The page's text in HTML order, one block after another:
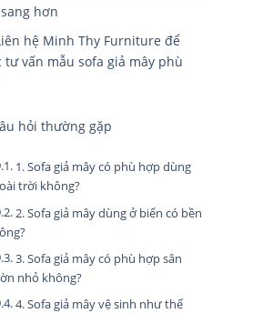
hơn
hệ Minh Thy Furniture để
tư vấn mẫu sofa giả mây phù
hỏi thường gặp
1. Sofa giả mây có phù hợp dùng
trời không?
2. Sofa giả mây dùng ở biển có bền
3. Sofa giả mây có phù hợp sân
nhỏ không?
4. Sofa giả mây vệ sinh như thế